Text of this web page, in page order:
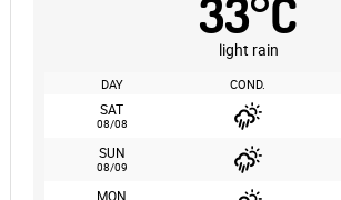
33°C
light rain
DAY COND.
SAT
08/08
SUN
08/09
MON